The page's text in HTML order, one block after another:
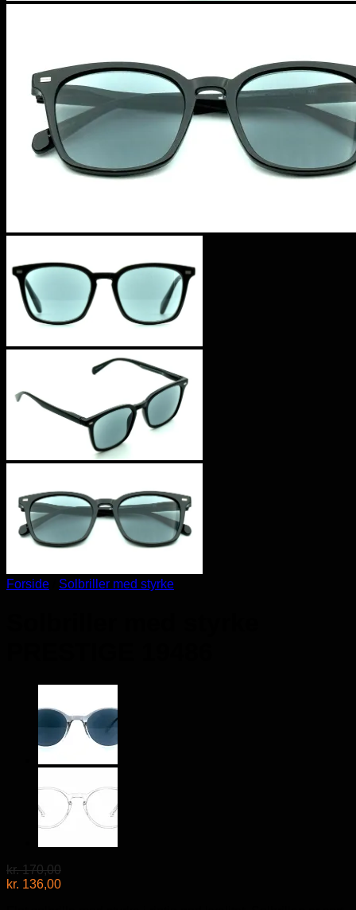
Forside Solbriller med styrke
kr.170,00
kr. 136,00